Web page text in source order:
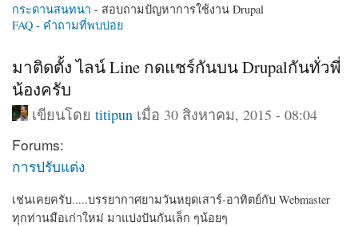
กระดานสนทนา - สอบถามปัญหาการใช้งาน Drupal
FAQ - คำถามที่พบบ่อย
มาติดตั้ง ไลน์ Line กดแชร์กันบน Drupalกันทั่วพี่
น้องครับ
เขียนโดย titipun เมื่อ 30 สิงหาคม, 2015 - 08:04
Forums:
การปรับแต่ง
เช่นเคยครับ.....บรรยากาศยามวันหยุดเสาร์-อาทิตย์กับ Webmaster
ทุกท่านมือเก่าใหม่ มาแบ่งปันกันเล็ก ๆน้อยๆ